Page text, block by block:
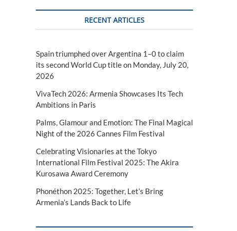
RECENT ARTICLES
Spain triumphed over Argentina 1–0 to claim
its second World Cup title on Monday, July 20,
2026
VivaTech 2026: Armenia Showcases Its Tech
Ambitions in Paris
Palms, Glamour and Emotion: The Final Magical
Night of the 2026 Cannes Film Festival
Celebrating Visionaries at the Tokyo
International Film Festival 2025: The Akira
Kurosawa Award Ceremony
Phonéthon 2025: Together, Let’s Bring
Armenia’s Lands Back to Life